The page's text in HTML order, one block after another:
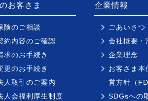
お客さま
険のご相談
約内容のご確認
求のお手続き
更のお手続き
人取引のご案内
人会福利厚生制度
企業情報
ごあいさつ
会社概要・
企業理念
お客さま本
営方針（FD
SDGsへの